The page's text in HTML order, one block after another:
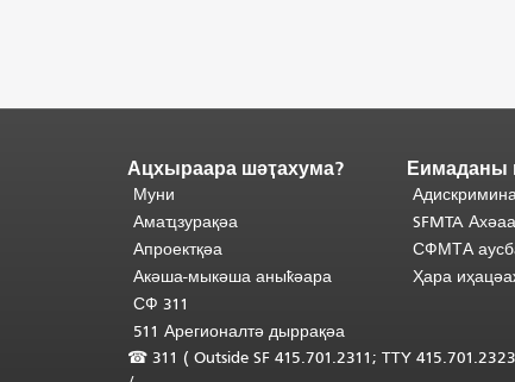
Адаҟьа
аҵакы
анҵәамҭа.Ари
адаҟьа
иаанхаз
даҟьацыԥхьаӡа
Аҵакы
хада
Ацхыраара шәҭахума?
Муни
Амаҵзурақәа
Апроектқәа
Акәша-мыкәша аныҟәара
СФ 311
511 Арегионалтә дыррақәа
Еимаданы
SFMTA
СФМТА
Ҳара
☎ 311 ( Outside SF 415.701.2311; TTY